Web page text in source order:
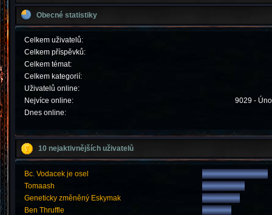
Obecné statistiky
Celkem uživatelů:
Celkem příspěvků:
Celkem témat:
Celkem kategorií:
Uživatelů online:
Nejvíce online:
9029 -
Dnes online:
10 nejaktivnějších uživatelů
Bc. Vodacek je osel
Tomaash
Geneticky změněný Eskymak
Ben Thruffle